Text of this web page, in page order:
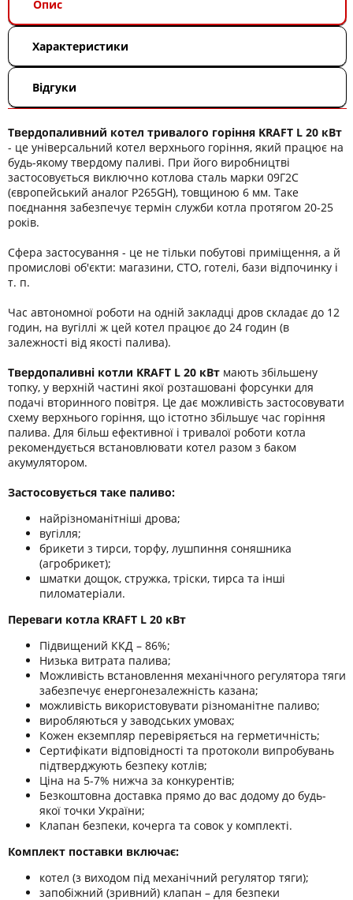
Опис
Характеристики
Відгуки
Твердопаливний котел тривалого горіння KRAFT L 20 кВт
- це універсальний котел верхнього горіння, який працює на
будь-якому твердому паливі. При його виробництві
застосовується виключно котлова сталь марки 09Г2С
(європейський аналог P265GН), товщиною 6 мм. Таке
поєднання забезпечує термін служби котла протягом 20-25
років.
Сфера застосування - це не тільки побутові приміщення, а й
промислові об'єкти: магазини, СТО, готелі, бази відпочинку і
т. п.
Час автономної роботи на одній закладці дров складає до 12
годин, на вугіллі ж цей котел працює до 24 годин (в
залежності від якості палива).
Твердопаливні котли KRAFT L 20 кВт мають збільшену
топку, у верхній частині якої розташовані форсунки для
подачі вторинного повітря. Це дає можливість застосовувати
схему верхнього горіння, що істотно збільшує час горіння
палива. Для більш ефективної і тривалої роботи котла
рекомендується встановлювати котел разом з баком
акумулятором.
Застосовується таке паливо:
найрізноманітніші дрова;
вугілля;
брикети з тирси, торфу, лушпиння соняшника
(агробрикет);
шматки дощок, стружка, тріски, тирса та інші
пиломатеріали.
Переваги котла KRAFT L 20 кВт
Підвищений ККД – 86%;
Низька витрата палива;
Можливість встановлення механічного регулятора тяги
забезпечує енергонезалежність казана;
можливість використовувати різноманітне паливо;
виробляються у заводських умовах;
Кожен екземпляр перевіряється на герметичність;
Сертифікати відповідності та протоколи випробувань
підтверджують безпеку котлів;
Ціна на 5-7% нижча за конкурентів;
Безкоштовна доставка прямо до вас додому до будь-
якої точки України;
Клапан безпеки, кочерга та совок у комплекті.
Комплект поставки включає:
котел (з виходом під механічний регулятор тяги);
запобіжний (зривний) клапан – для безпеки